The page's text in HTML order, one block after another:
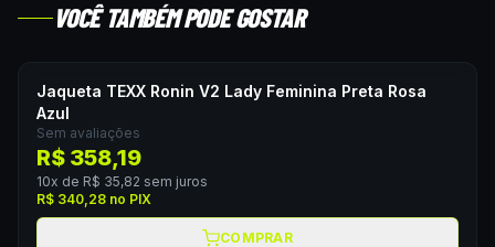
VOCÊ TAMBÉM PODE GOSTAR
Jaqueta TEXX Ronin V2 Lady Feminina Preta Rosa
Azul
Sem avaliações
R$ 358,19
10x de R$ 35,82 sem juros
R$ 340,28 no PIX
COMPRAR